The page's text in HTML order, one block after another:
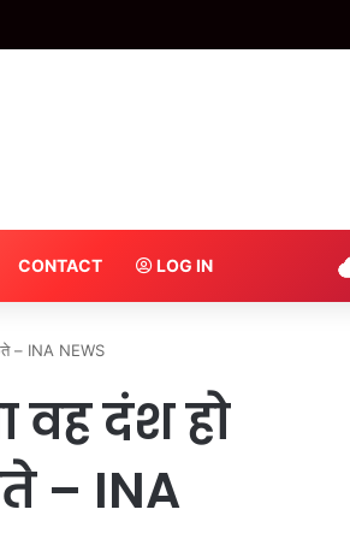
CONTACT LOG IN
– INA NEWS
वह दंश हो
– INA